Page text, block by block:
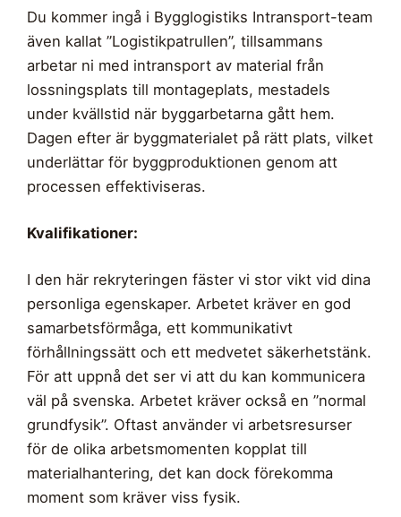
Du kommer ingå i Bygglogistiks Intransport-team
även kallat ”Logistikpatrullen”, tillsammans
arbetar ni med intransport av material från
lossningsplats till montageplats, mestadels
under kvällstid när byggarbetarna gått hem.
Dagen efter är byggmaterialet på rätt plats, vilket
underlättar för byggproduktionen genom att
processen effektiviseras.
Kvalifikationer:
I den här rekryteringen fäster vi stor vikt vid dina
personliga egenskaper. Arbetet kräver en god
samarbetsförmåga, ett kommunikativt
förhållningssätt och ett medvetet säkerhetstänk.
För att uppnå det ser vi att du kan kommunicera
väl på svenska. Arbetet kräver också en ”normal
grundfysik”. Oftast använder vi arbetsresurser
för de olika arbetsmomenten kopplat till
materialhantering, det kan dock förekomma
moment som kräver viss fysik.